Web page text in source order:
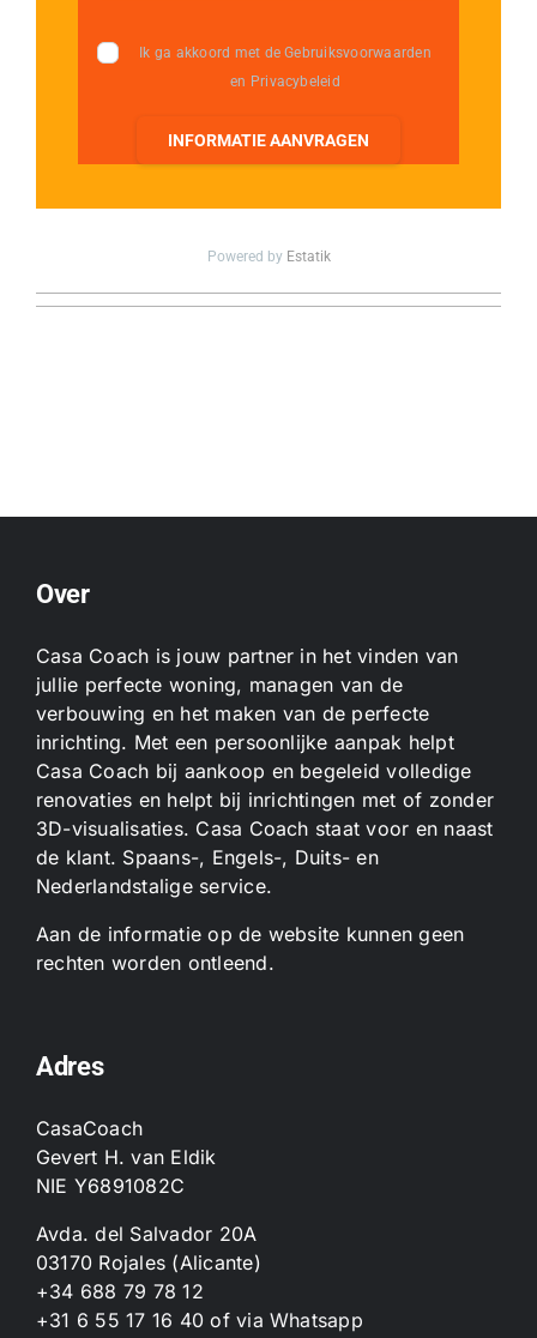
Ik ga akkoord met de Gebruiksvoorwaarden
en Privacybeleid
INFORMATIE AANVRAGEN
Powered by Estatik
Over
Casa Coach is jouw partner in het vinden van
jullie perfecte woning, managen van de
verbouwing en het maken van de perfecte
inrichting. Met een persoonlijke aanpak helpt
Casa Coach bij aankoop en begeleid volledige
renovaties en helpt bij inrichtingen met of zonder
3D-visualisaties. Casa Coach staat voor en naast
de klant. Spaans-, Engels-, Duits- en
Nederlandstalige service.
Aan de informatie op de website kunnen geen
rechten worden ontleend.
Adres
CasaCoach
Gevert H. van Eldik
NIE Y6891082C
Avda. del Salvador 20A
03170 Rojales (Alicante)
+34 688 79 78 12
+31 6 55 17 16 40 ofvia Whatsapp